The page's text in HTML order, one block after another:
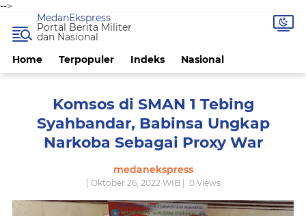
-->
Home Terpopuler Indeks Nasional
MedanEkspress
Portal Berita Militer
dan Nasional
Komsos di SMAN 1 Tebing
Syahbandar, Babinsa Ungkap
Narkoba Sebagai Proxy War
medanekspress
| Oktober 26, 2022 WIB | 0Views